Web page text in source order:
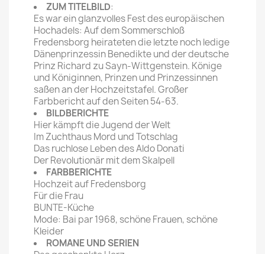
ZUM TITELBILD:
Es war ein glanzvolles Fest des europäischen
Hochadels: Auf dem Sommerschloß
Fredensborg heirateten die letzte noch ledige
Dänenprinzessin Benedikte und der deutsche
Prinz Richard zu Sayn-Wittgenstein. Könige
und Königinnen, Prinzen und Prinzessinnen
saßen an der Hochzeitstafel. Großer
Farbbericht auf den Seiten 54-63.
BILDBERICHTE
Hier kämpft die Jugend der Welt
Im Zuchthaus Mord und Totschlag
Das ruchlose Leben des Aldo Donati
Der Revolutionär mit dem Skalpell
FARBBERICHTE
Hochzeit auf Fredensborg
Für die Frau
BUNTE-Küche
Mode: Bai par 1968, schöne Frauen, schöne
Kleider
ROMANE UND SERIEN